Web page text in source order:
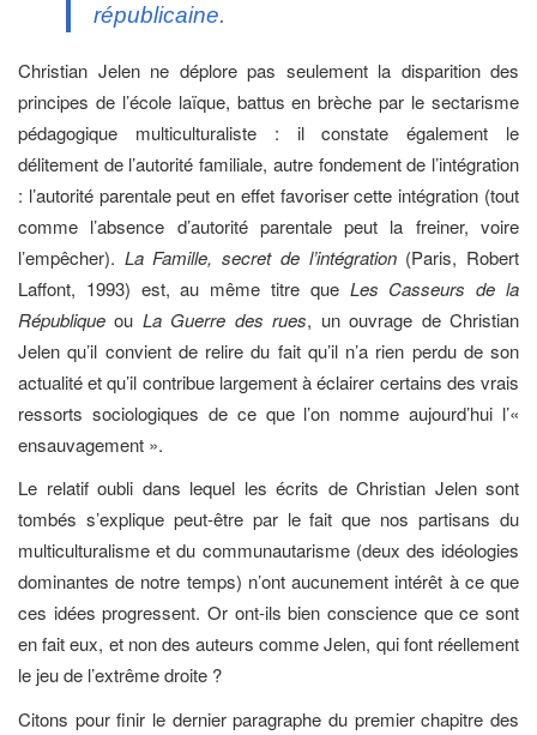
républicaine.
Christian Jelen ne déplore pas seulement la disparition des
principes de l’école laïque, battus en brèche par le sectarisme
pédagogique multiculturaliste : il constate également le
délitement de l’autorité familiale, autre fondement de l’intégration
: l’autorité parentale peut en effet favoriser cette intégration (tout
comme l’absence d’autorité parentale peut la freiner, voire
l’empêcher). La Famille, secret de l’intégration(Paris, Robert
Laffont, 1993) est, au même titre que Les Casseurs de la
Républiqueou La Guerre des rues, un ouvrage de Christian
Jelen qu’il convient de relire du fait qu’il n’a rien perdu de son
actualité et qu’il contribue largement à éclairer certains des vrais
ressorts sociologiques de ce que l’on nomme aujourd’hui l’«
ensauvagement ».
Le relatif oubli dans lequel les écrits de Christian Jelen sont
tombés s’explique peut-être par le fait que nos partisans du
multiculturalisme et du communautarisme (deux des idéologies
dominantes de notre temps) n’ont aucunement intérêt à ce que
ces idées progressent. Or ont-ils bien conscience que ce sont
en fait eux, et non des auteurs comme Jelen, qui font réellement
le jeu de l’extrême droite ?
Citons pour finir le dernier paragraphe du premier chapitre des